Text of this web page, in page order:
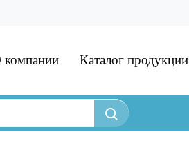
Каталог продукции